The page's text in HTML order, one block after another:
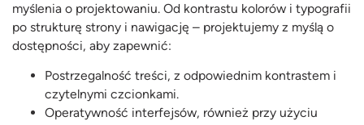
myślenia o projektowaniu. Od kontrastu kolorów i typografii
po strukturę strony i nawigację – projektujemy z myślą o
dostępności, aby zapewnić:
Postrzegalność treści, z odpowiednim kontrastem i
czytelnymi czcionkami.
Operatywność interfejsów, również przy użyciu